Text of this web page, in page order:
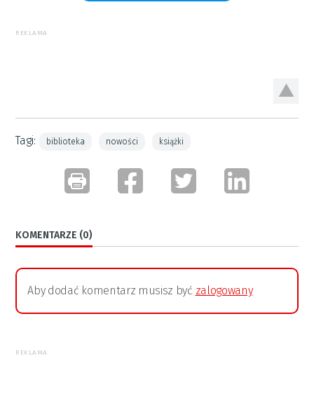
REKLAMA
Tagi: biblioteka nowości książki
KOMENTARZE (0)
Aby dodać komentarz musisz być zalogowany
REKLAMA